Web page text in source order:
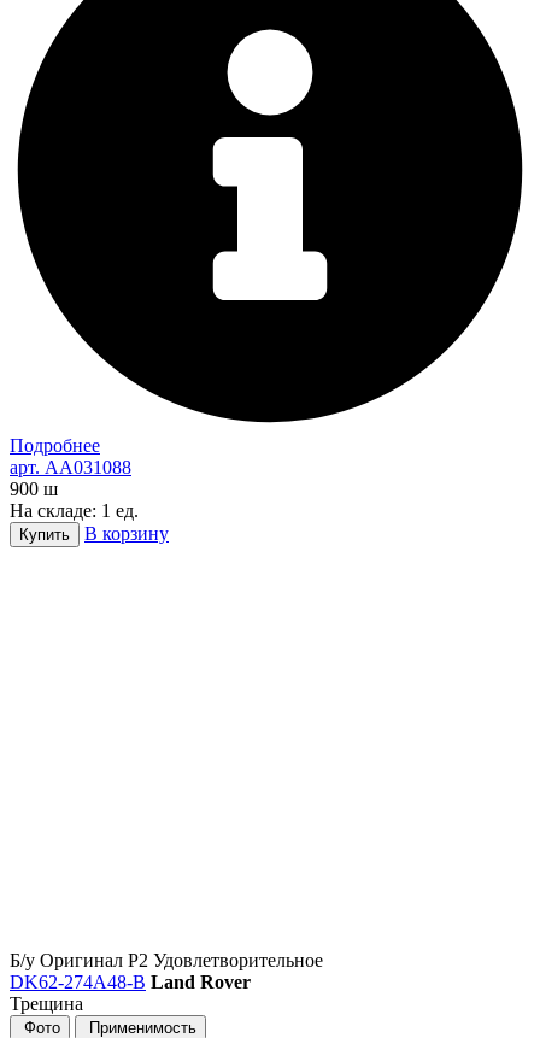
Подробнее
арт. AA031088
900 ш
На складе: 1 ед.
Купить В корзину
Б/у Оригинал Р2 Удовлетворительное
DK62-274A48-B Land Rover
Трещина
Фото Применимость